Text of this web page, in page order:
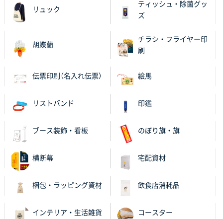
リュック
ティッシュ・除菌グッ
ズ
胡蝶蘭
チラシ・フライヤー印
刷
伝票印刷（名入れ伝票） 絵馬
リストバンド 印鑑
ブース装飾・看板 のぼり旗・旗
横断幕 宅配資材
梱包・ラッピング資材 飲食店消耗品
インテリア・生活雑貨 コースター